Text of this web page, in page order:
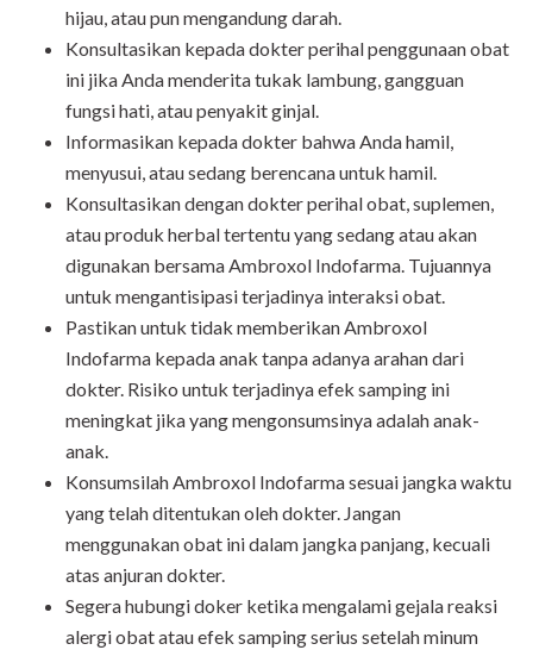
hijau, atau pun mengandung darah.
Konsultasikan kepada dokter perihal penggunaan obat
ini jika Anda menderita tukak lambung, gangguan
fungsi hati, atau penyakit ginjal.
Informasikan kepada dokter bahwa Anda hamil,
menyusui, atau sedang berencana untuk hamil.
Konsultasikan dengan dokter perihal obat, suplemen,
atau produk herbal tertentu yang sedang atau akan
digunakan bersama Ambroxol Indofarma. Tujuannya
untuk mengantisipasi terjadinya interaksi obat.
Pastikan untuk tidak memberikan Ambroxol
Indofarma kepada anak tanpa adanya arahan dari
dokter. Risiko untuk terjadinya efek samping ini
meningkat jika yang mengonsumsinya adalah anak-
anak.
Konsumsilah Ambroxol Indofarma sesuai jangka waktu
yang telah ditentukan oleh dokter. Jangan
menggunakan obat ini dalam jangka panjang, kecuali
atas anjuran dokter.
Segera hubungi doker ketika mengalami gejala reaksi
alergi obat atau efek samping serius setelah minum